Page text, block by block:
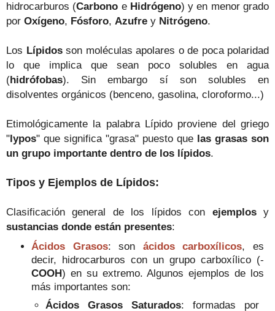
hidrocarburos (Carbono e Hidrógeno) y en menor grado
por Oxígeno, Fósforo, Azufre y Nitrógeno.
Los Lípidos son moléculas apolares o de poca polaridad
lo que implica que sean poco solubles en agua
(hidrófobas). Sin embargo sí son solubles en
disolventes orgánicos (benceno, gasolina, cloroformo...)
Etimológicamente la palabra Lípido proviene del griego
" lypos" que significa "grasa" puesto que
las grasas son
un grupo importante dentro de los lípidos.
Tipos y Ejemplos de Lípidos:
C lasificación general de los lípidos con ejemplosy
sustancias donde están presentes:
Ácidos Grasos: son ácidos carboxílicos , es
decir, hidrocarburos con un grupo carboxílico (-
COOH) en su extremo. Algunos ejemplos de los
más importantes son:
Ácidos Grasos Saturados: formadas por